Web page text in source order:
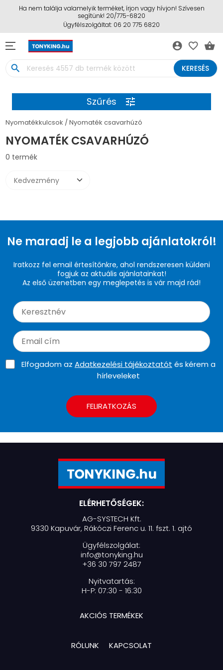
Ha nem találja valamelyik terméket, írjon vagy hívjon! Szívesen
segítünk! 20/775-6820
Ügyfélszolgáltat: 06 20 775 6820
account_circle favorite_border shopping_basket
search KERESÉS
Szűrés tune
Nyomatékkulcsok Nyomaték csavarhúzó
NYOMATÉK CSAVARHÚZÓ
0 termék
Ne maradj le a legjobb ajánlatokról!
Iratkozz fel email értesítőnkre, ahol rendszeresen küldeni
fogjuk az aktuális ajánlatainkat!
Az első üzenetben egy meglepetés is vár majd rád!
Elfogadom az Adatkezelési tájékoztatót és kérem a
hírleveleket
FELIRATKOZÁS
ELÉRHETŐSÉGEK:
AG-SYSTECH Kft.
9330 Kapuvár, Rákóczi Ferenc u. 11. fszt. 1. ajtó
Ügyfélszolgálat:
info@tonyking.hu
+36 30 797 2487
Nyitvatartás:
H-P: 07:30 - 16:30
AKCIÓS TERMÉKEK
RÓLUNK KAPCSOLAT